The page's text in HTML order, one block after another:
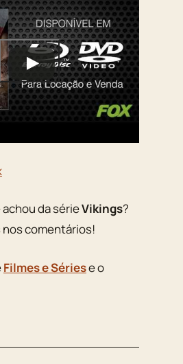
achou da sérieVikings?
comentários!
Filmes e Sériese o